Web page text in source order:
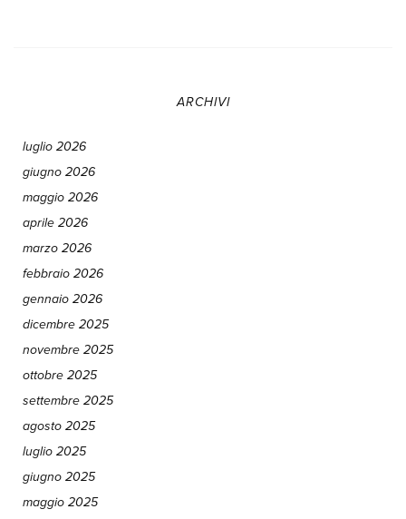
ARCHIVI
luglio 2026
giugno 2026
maggio 2026
aprile 2026
marzo 2026
febbraio 2026
gennaio 2026
dicembre 2025
novembre 2025
ottobre 2025
settembre 2025
agosto 2025
luglio 2025
giugno 2025
maggio 2025